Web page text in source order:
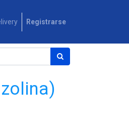
Registrarse